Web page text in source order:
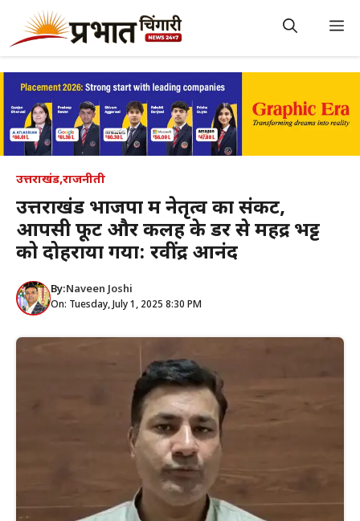
content
उत्तराखंड,राजनीती
उत्तराखंड भाजपा में नेतृत्व का संकट,
आपसी फूट और कलह के डर से महेंद्र भट्ट
को दोहराया गया: रवींद्र आनंद
By:Naveen Joshi
On: Tuesday, July 1, 2025 8:30 PM